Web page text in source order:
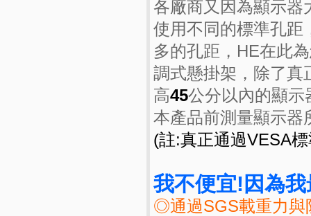
各廠商又因為顯示器
使用不同的標準孔距
多的孔距，HE在此
調式懸掛架，除了真
高45公分以內的顯示
本產品前測量顯示器
(註:真正通過VESA
我不便宜!因為
◎通過SGS載重力與